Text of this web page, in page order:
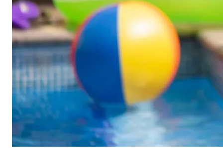
Anbieter:
Zweck:
Cookie Laufzeit:
Statistik Cookies
Statistik Cookies erfassen Informationen anonym.
Google Analytics | Empfänger: OVB,